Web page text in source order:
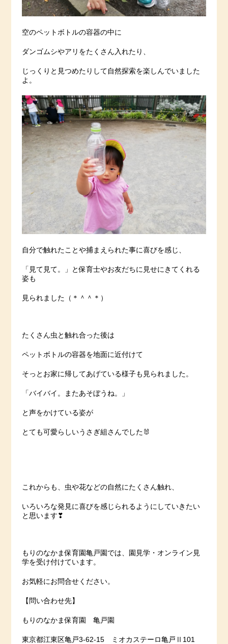
空のペットボトルの容器の中に
ダンゴムシやアリをたくさん入れたり、
じっくりと見つめたりして自然探索を楽しんでいました
よ。
自分で触れたことや捕まえられた事に喜びを感じ、
「見て見て。」と保育士やお友だちに見せにきてくれる
姿も
見られました（＊＾＾＊）
たくさん虫と触れ合った後は
ペットボトルの容器を地面に近付けて
そっとお家に帰してあげている様子も見られました。
「バイバイ。またあそぼうね。」
と声をかけている姿が
とても可愛らしいうさぎ組さんでした🐰
これからも、虫や花などの自然にたくさん触れ、
いろいろな発見に喜びを感じられるようにしていきたい
と思います❣
もりのなかま保育園亀戸園では、園見学・オンライン見
学を受け付けています。
お気軽にお問合せください。
【問い合わせ先】
もりのなかま保育園 亀戸園
東京都江東区亀戸3-62-15 ミオカステーロ亀戸Ⅱ101